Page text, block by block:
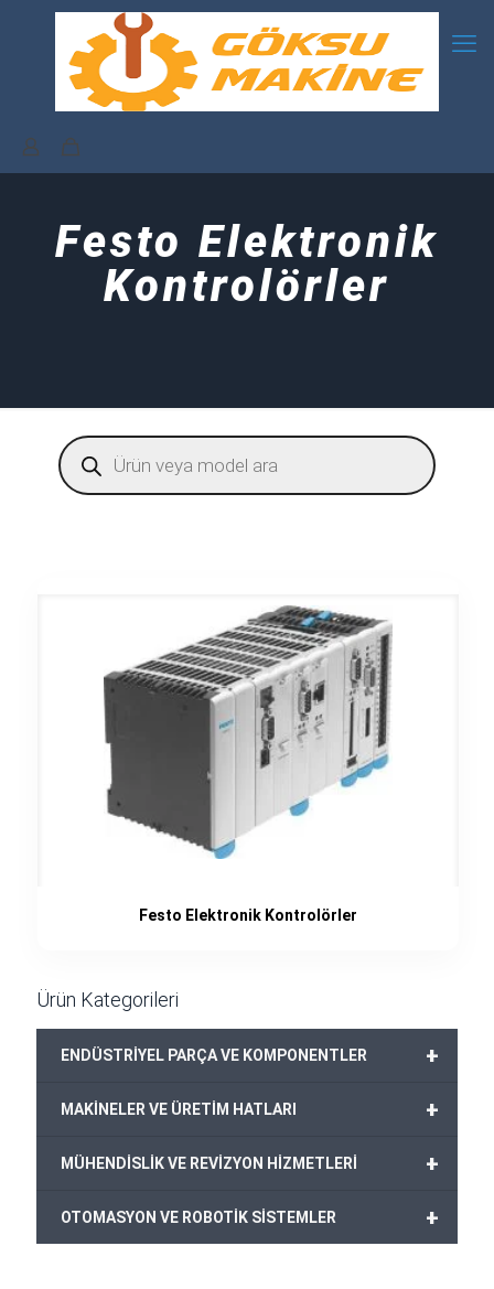
Festo Elektronik
Kontrolörler
Products
search
Festo Elektronik Kontrolörler
Ürün Kategorileri
+
ENDÜSTRİYEL PARÇA VE KOMPONENTLER
+
MAKİNELER VE ÜRETİM HATLARI
+
MÜHENDİSLİK VE REVİZYON HİZMETLERİ
+
OTOMASYON VE ROBOTİK SİSTEMLER